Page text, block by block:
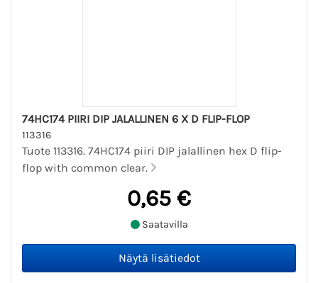
74HC174 PIIRI DIP JALALLINEN 6 X D FLIP-FLOP
113316
Tuote 113316. 74HC174 piiri DIP jalallinen hex D flip-
flop with common clear.
0,65 €
Saatavilla